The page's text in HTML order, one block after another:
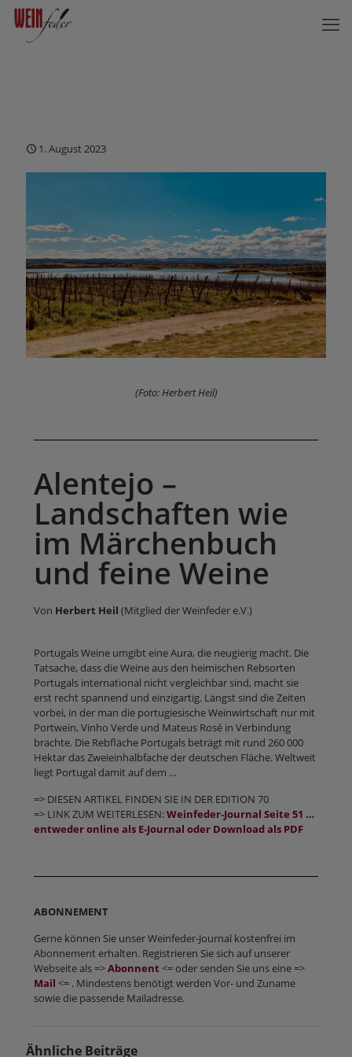
1. August 2023
(Foto: Herbert Heil)
Alentejo –
Landschaften wie
im Märchenbuch
und feine Weine
Von Herbert Heil (Mitglied der Weinfeder e.V.)
Portugals Weine umgibt eine Aura, die neugierig macht. Die
Tatsache, dass die Weine aus den heimischen Rebsorten
Portugals international nicht vergleichbar sind, macht sie
erst recht spannend und einzigartig. Längst sind die Zeiten
vorbei, in der man die portugiesische Weinwirtschaft nur mit
Portwein, Vinho Verde und Mateus Rosé in Verbindung
brachte. Die Rebfläche Portugals beträgt mit rund 260 000
Hektar das Zweieinhalbfache der deutschen Fläche. Weltweit
liegt Portugal damit auf dem …
=> DIESEN ARTIKEL FINDEN SIE IN DER EDITION 70
=> LINK ZUM WEITERLESEN:Weinfeder-Journal Seite 51 …
entweder online als E-Journal oder Download als PDF
ABONNEMENT
Gerne können Sie unser Weinfeder-Journal kostenfrei im
Abonnement erhalten. Registrieren Sie sich auf unserer
Webseite als =>Abonnent <= oder senden Sie uns eine =>
Mail <= . Mindestens benötigt werden Vor- und Zuname
sowie die passende Mailadresse.
Ähnliche Beiträge